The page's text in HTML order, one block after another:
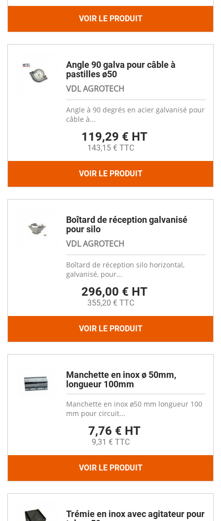
VOIR LE PRODUIT
Angle 90 galva pour câble à
pastilles ø50
VDL AGROTECH
Angle à 90 degrés en acier galvanisé pour
câble à...
119,29 € HT
143,15 € TTC
VOIR LE PRODUIT
Boîtard de réception galvanisé
pour silo
VDL AGROTECH
Boîtard de réception silo horizontal,
galvanisé, pour...
296,00 € HT
355,20 € TTC
VOIR LE PRODUIT
Manchette en inox ø 50mm,
longueur 100mm
Manchette en inox ø50 mm longueur 100
mm pour circuit...
7,76 € HT
9,31 € TTC
VOIR LE PRODUIT
Trémie en inox avec agitateur pour